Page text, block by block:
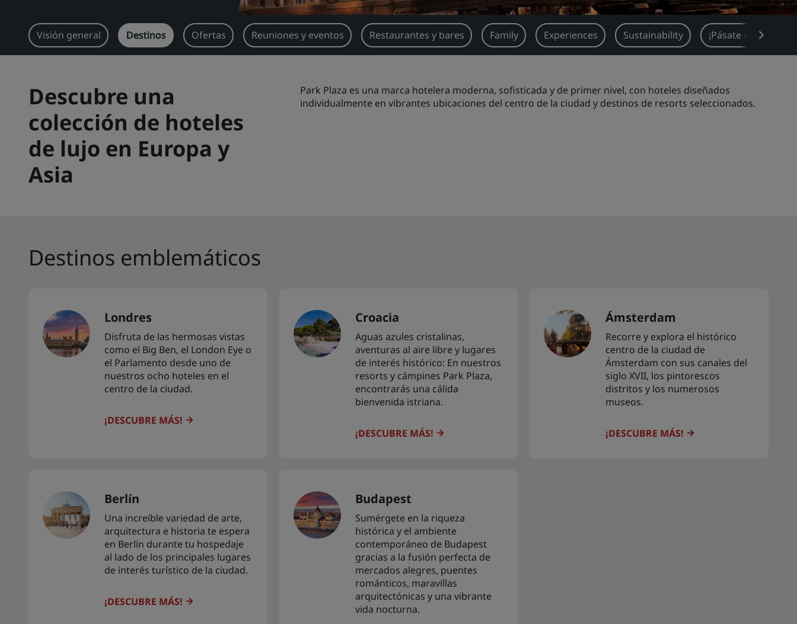
Visión general Destinos Ofertas Reuniones y eventos Restaurantes y bares Family Experiences Sustainability ¡Pásate a lo digital!
Descubre una
colección de hoteles
de lujo en Europa y
Asia
Park Plaza es una marca hotelera moderna, sofisticada y de primer nivel, con hoteles diseñados
individualmente en vibrantes ubicaciones del centro de la ciudad y destinos de resorts seleccionados.
Destinos emblemáticos
Londres
Disfruta de las hermosas vistas
como el Big Ben, el London Eye o
el Parlamento desde uno de
nuestros ocho hoteles en el
centro de la ciudad.
¡DESCUBRE MÁS!
Croacia
Aguas azules cristalinas,
aventuras al aire libre y lugares
de interés histórico: En nuestros
resorts y cámpines Park Plaza,
encontrarás una cálida
bienvenida istriana.
¡DESCUBRE MÁS!
Ámsterdam
Recorre y explora el histórico
centro de la ciudad de
Ámsterdam con sus canales del
siglo XVII, los pintorescos
distritos y los numerosos
museos.
¡DESCUBRE MÁS!
Berlín
Una increíble variedad de arte,
arquitectura e historia te espera
en Berlín durante tu hospedaje
al lado de los principales lugares
de interés turístico de la ciudad.
¡DESCUBRE MÁS!
Budapest
Sumérgete en la riqueza
histórica y el ambiente
contemporáneo de Budapest
gracias a la fusión perfecta de
mercados alegres, puentes
románticos, maravillas
arquitectónicas y una vibrante
vida nocturna.